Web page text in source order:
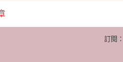
訂閱：